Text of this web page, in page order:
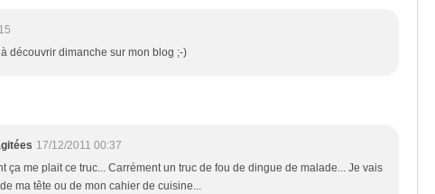
découvrir dimanche sur mon blog ;-)
17/12/2011 00:37
ça me plait ce truc... Carrément un truc de fou de dingue de malade... Je vais
ma tête ou de mon cahier de cuisine...